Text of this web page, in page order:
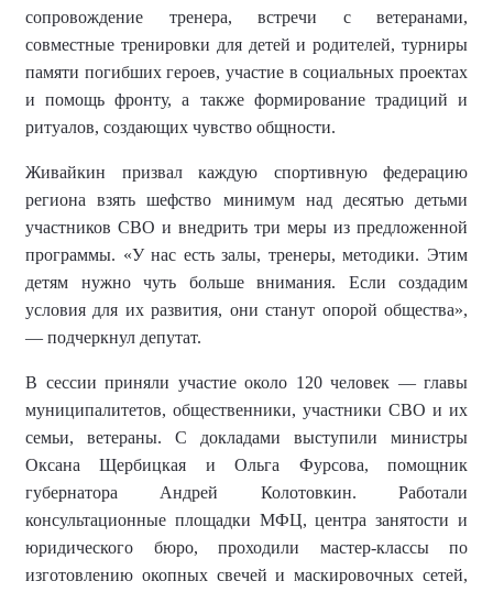
сопровождение тренера, встречи с ветеранами,
совместные тренировки для детей и родителей, турниры
памяти погибших героев, участие в социальных проектах
и помощь фронту, а также формирование традиций и
ритуалов, создающих чувство общности.
Живайкин призвал каждую спортивную федерацию
региона взять шефство минимум над десятью детьми
участников СВО и внедрить три меры из предложенной
программы. «У нас есть залы, тренеры, методики. Этим
детям нужно чуть больше внимания. Если создадим
условия для их развития, они станут опорой общества»,
— подчеркнул депутат.
В сессии приняли участие около 120 человек — главы
муниципалитетов, общественники, участники СВО и их
семьи, ветераны. С докладами выступили министры
Оксана Щербицкая и Ольга Фурсова, помощник
губернатора Андрей Колотовкин. Работали
консультационные площадки МФЦ, центра занятости и
юридического бюро, проходили мастер-классы по
изготовлению окопных свечей и маскировочных сетей,